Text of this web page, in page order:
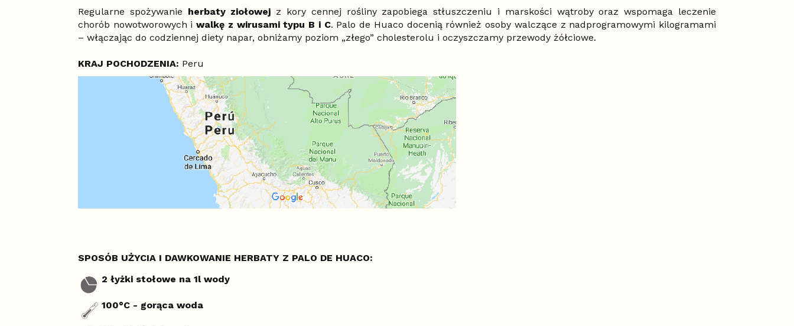
Regularne spożywanie herbaty ziołowej z kory cennej rośliny zapobiega stłuszczeniu i marskości wątroby oraz wspomaga leczenie
chorób nowotworowych iwalkę z wirusami typu B i C. Palo de Huaco docenią również osoby walczące z nadprogramowymi kilogramami
– włączając do codziennej diety napar, obniżamy poziom „złego” cholesterolu i oczyszczamy przewody żółciowe.
KRAJ POCHODZENIA: Peru
SPOSÓB UŻYCIA I DAWKOWANIE HERBATY Z PALO DE HUACO:
2 łyżki stołowe na 1l wody
100°C - gorąca woda